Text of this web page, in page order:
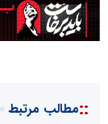
::مطالب مرتبط